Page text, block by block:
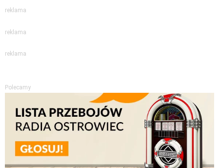
reklama
reklama
reklama
Polecamy